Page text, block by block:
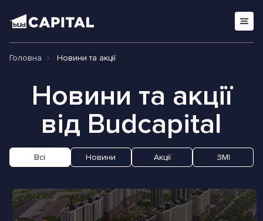
Головна Новини та акції
Новини та акції
від Budcapital
Всі Новини Акції ЗМІ